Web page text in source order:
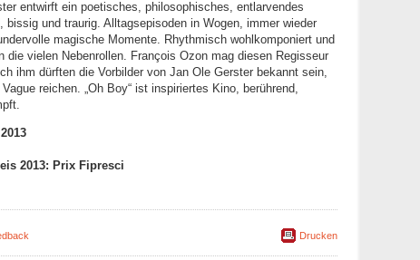
entwirft ein poetisches, philosophisches, entlarvendes
bissig und traurig. Alltagsepisoden in Wogen, immer wieder
magische Momente. Rhythmisch wohlkomponiert und
die vielen Nebenrollen. François Ozon mag diesen Regisseur
ihm dürften die Vorbilder von Jan Ole Gerster bekannt sein,
reichen. „Oh Boy“ ist inspiriertes Kino, berührend,
2013: Prix Fipresci
Drucken